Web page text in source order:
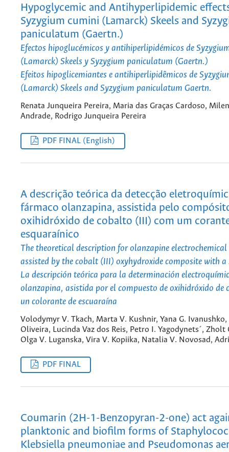
Hypoglycemic and Antihyperlipidemic
Syzygium cumini (Lamarck) Skeels and
paniculatum (Gaertn.)
Efectos hipoglucémicos y antihiperlipidémicos de
(Lamarck) Skeels y Syzygium paniculatum (Gaertn.)
Efeitos hipoglicemiantes e antihiperlipidêmicos de
(Lamarck) Skeels and Syzygium paniculatum Gaertn.
Renata Junqueira Pereira, Maria das Graças Cardoso,
Andrade, Rodrigo Junqueira Pereira
PDF FINAL (English)
A descrição teórica da detecção
fármaco olanzapina, assistida pelo
oxihidróxido de cobalto (III) com um
esquaraínico
The theoretical description for olanzapine
assisted by the cobalt (III) oxyhydroxide composite with a
La descripción teórica para la determinación
olanzapina, asistida por el compuesto de oxihidróxido de
un colorante de escuaraína
Volodymyr V. Tkach, Marta V. Kushnir, Yana G. Ivanushko,
Oliveira, Lucinda Vaz dos Reis, Petro I. Yagodynets´, Zholt
Olga V. Luganska, Vira V. Kopiika, Natalia V. Novosad,
PDF FINAL
Coumarin (2H-1-Benzopyran-2-one) act
planktonic and biofilm forms of
Klebsiella pneumoniae and Pseudomonas